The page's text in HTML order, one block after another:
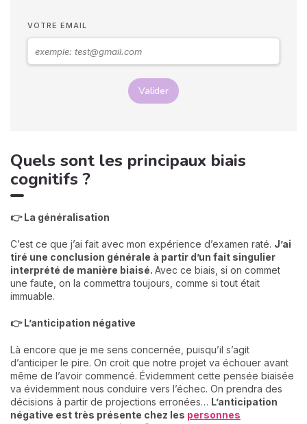
VOTRE EMAIL
Valider
Quels sont les principaux biais
cognitifs ?
👉 La généralisation
C’est ce que j’ai fait avec mon expérience d’examen raté. J’ai
tiré une conclusion générale à partir d’un fait singulier
interprété de manière biaisé. Avec ce biais, si on commet
une faute, on la commettra toujours, comme si tout était
immuable.
👉 L’anticipation négative
Là encore que je me sens concernée, puisqu’il s’agit
d’anticiper le pire. On croit que notre projet va échouer avant
même de l’avoir commencé. Évidemment cette pensée biaisée
va évidemment nous conduire vers l’échec. On prendra des
décisions à partir de projections erronées… L’anticipation
négative est très présente chez les personnes